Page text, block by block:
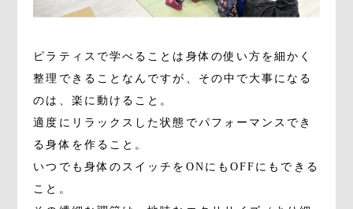
ピラティスで学べることは身体の使い方を細かく
整理できることなんですが、その中で大事になる
のは、楽に動けること。
適度にリラックスした状態でパフォーマンスでき
る身体を作ること。
いつでも身体のスイッチをONにもOFFにもできる
こと。